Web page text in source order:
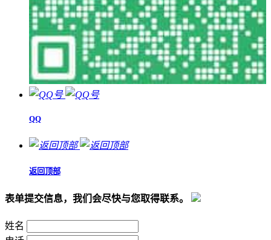
QQ
返回顶部
表单提交信息，我们会尽快与您取得联系。
姓名